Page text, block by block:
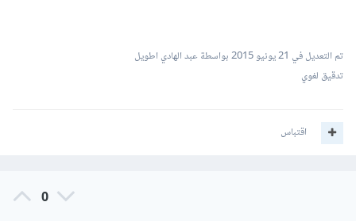
تم التعديل في 21 يونيو 2015
بواسطة عبد الهادي اطويل
تدقيق لغوي
اقتباس
0